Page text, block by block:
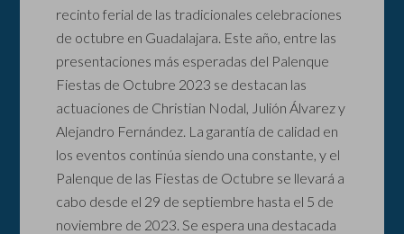
recinto ferial de las tradicionales celebraciones
de octubre en Guadalajara. Este año, entre las
presentaciones más esperadas del Palenque
Fiestas de Octubre 2023 se destacan las
actuaciones de Christian Nodal, Julión Álvarez y
Alejandro Fernández. La garantía de calidad en
los eventos continúa siendo una constante, y el
Palenque de las Fiestas de Octubre se llevará a
cabo desde el 29 de septiembre hasta el 5 de
noviembre de 2023. Se espera una destacada